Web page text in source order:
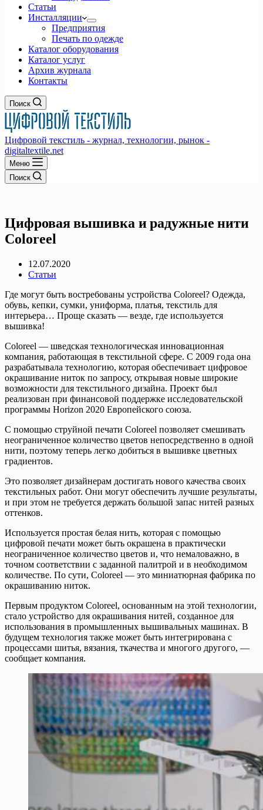
Статьи
Инсталляции
Предприятия
Печать по одежде
Каталог оборудования
Каталог услуг
Архив журнала
Контакты
Поиск
Цифровой текстиль - журнал, технологии, рынок -
digitaltextile.net
Меню
Поиск
Цифровая вышивка и радужные нити
Coloreel
12.07.2020
Статьи
Где могут быть востребованы устройства Coloreel? Одежда,
обувь, кепки, сумки, униформа, платья, текстиль для
интерьера… Проще сказать — везде, где используется
вышивка!
Coloreel — шведская технологическая инновационная
компания, работающая в текстильной сфере. С 2009 года она
разрабатывала технологию, которая обеспечивает цифровое
окрашивание ниток по запросу, открывая новые широкие
возможности для текстильного дизайна. Проект был
реализован при финансовой поддержке исследовательской
программы Horizon 2020 Европейского союза.
С помощью струйной печати Coloreel позволяет смешивать
неограниченное количество цветов непосредственно в одной
нити, поэтому теперь легко добиться в вышивке цветных
градиентов.
Это позволяет дизайнерам достигать нового качества своих
текстильных работ. Они могут обеспечить лучшие результаты,
и при этом не требуется держать большой запас нитей разных
оттенков.
Используется простая белая нить, которая с помощью
цифровой печати может быть окрашена в практически
неограниченное количество цветов и, что немаловажно, в
точном соответствии с заданной палитрой и в необходимом
количестве. По сути, Coloreel — это миниатюрная фабрика по
окрашиванию ниток.
Первым продуктом Coloreel, основанным на этой технологии,
стало устройство для окрашивания нитей, созданное для
использования в промышленных вышивальных машинах. В
будущем технология также может быть интегрирована с
процессами шитья, вязания, ткачества и многого другого, —
сообщает компания.